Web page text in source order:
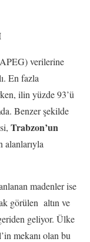
verilerine
En fazla
ilin yüzde 93’ü
Benzer şekilde
Trabzon’un
alanlarıyla
madenler ise
görülen altın ve
geliyor. Ülke
mekanı olan bu